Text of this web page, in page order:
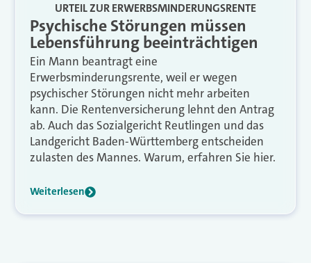
URTEIL ZUR ERWERBSMINDERUNGSRENTE
Psychische Störungen müssen
Lebensführung beeinträchtigen
Ein Mann beantragt eine
Erwerbsminderungsrente, weil er wegen
psychischer Störungen nicht mehr arbeiten
kann. Die Rentenversicherung lehnt den Antrag
ab. Auch das Sozialgericht Reutlingen und das
Landgericht Baden-Württemberg entscheiden
zulasten des Mannes. Warum, erfahren Sie hier.
Weiterlesen